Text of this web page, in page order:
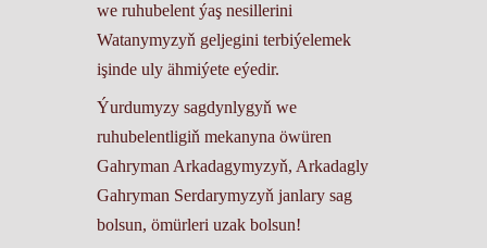
we ruhubelent ýaş nesillerini
Watanymyzyň geljegini terbiýelemek
işinde uly ähmiýete eýedir.
Ýurdumyzy sagdynlygyň we
ruhubelentligiň mekanyna öwüren
Gahryman Arkadagymyzyň, Arkadagly
Gahryman Serdarymyzyň janlary sag
bolsun, ömürleri uzak bolsun!